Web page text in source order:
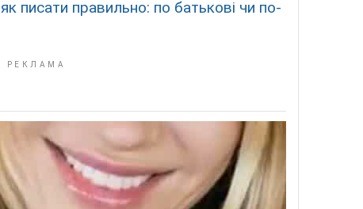
як писати правильно: по батькові чи по-